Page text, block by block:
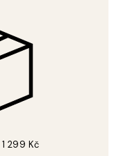
299 Kč